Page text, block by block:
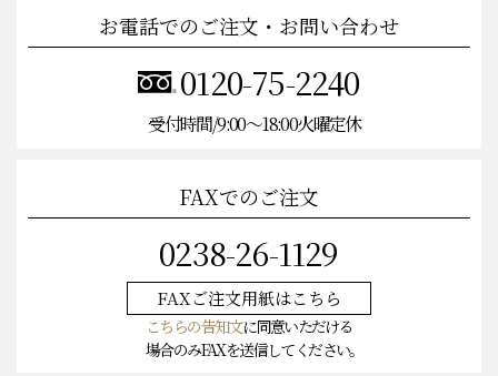
お電話でのご注文・お問い合わせ
0120-75-2240
受付時間/9:00〜18:00火曜定休
FAXでのご注文
0238-26-1129
FAXご注文用紙はこちら
こちらの告知文に同意いただける
場合のみFAXを送信してください。